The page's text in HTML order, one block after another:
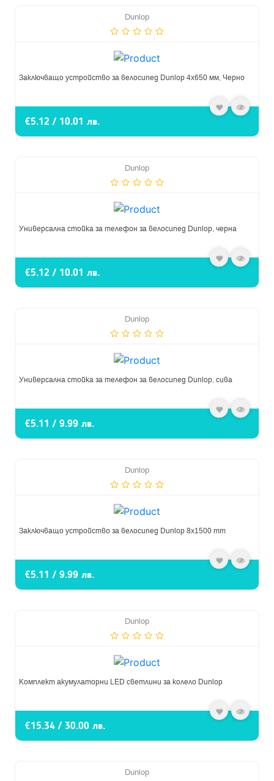
Dunlop
Заключващо устройство за велосипед Dunlop 4x650 мм, Черно
€5.12 / 10.01 лв.
Dunlop
Универсална стойка за телефон за велосипед Dunlop, черна
€5.12 / 10.01 лв.
Dunlop
Универсална стойка за телефон за велосипед Dunlop, сива
€5.11 / 9.99 лв.
Dunlop
Заключващо устройство за велосипед Dunlop 8х1500 mm
€5.11 / 9.99 лв.
Dunlop
Комплект акумулаторни LED светлини за колело Dunlop
€15.34 / 30.00 лв.
Dunlop